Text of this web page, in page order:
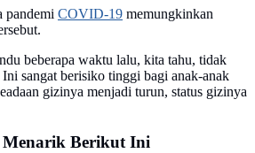
pandemi COVID-19 memungkinkan
beberapa waktu lalu, kita tahu, tidak
sangat berisiko tinggi bagi anak-anak
gizinya menjadi turun, status gizinya
Menarik Berikut Ini